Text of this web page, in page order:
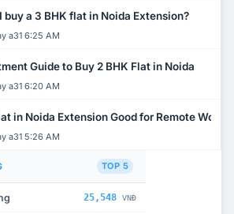
buy a 3 BHK flat in Noida Extension?
a31 6:25 AM
Guide to Buy 2 BHK Flat in Noida
a31 6:20 AM
in Noida Extension Good for Remote Work?
a31 5:26 AM
TOP 5
25,548 VNĐ